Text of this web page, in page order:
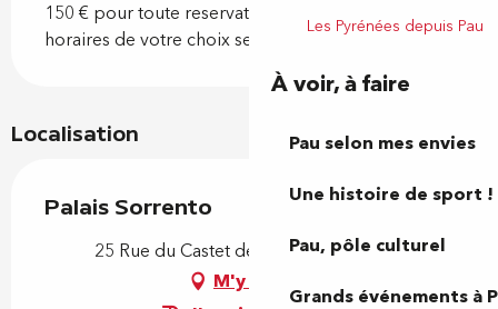
Les Pyrénées depuis Pau
À voir, à faire
Pau selon mes envies
Une histoire de sport !
Pau, pôle culturel
Grands événements à
150 € pour toute reservation privée aux dates et
horaires de votre choix selon disponibilités
Localisation
Palais Sorrento
25 Rue du Castet de l'Array, 64000 Pau
M'y rendre